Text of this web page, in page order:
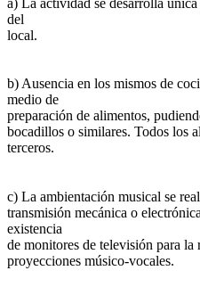
del
local.
b) Ausencia en los mismos de
medio de
preparación de alimentos,
bocadillos o similares. Todos los
terceros.
c) La ambientación musical se
transmisión mecánica o
existencia
de monitores de televisión para
proyecciones músico-vocales.